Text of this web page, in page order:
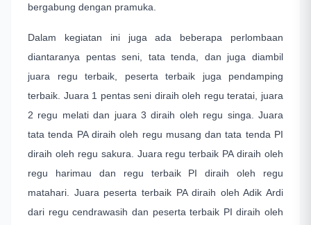
bergabung dengan pramuka.
Dalam kegiatan ini juga ada beberapa perlombaan
diantaranya pentas seni, tata tenda, dan juga diambil
juara regu terbaik, peserta terbaik juga pendamping
terbaik. Juara 1 pentas seni diraih oleh regu teratai, juara
2 regu melati dan juara 3 diraih oleh regu singa. Juara
tata tenda PA diraih oleh regu musang dan tata tenda PI
diraih oleh regu sakura. Juara regu terbaik PA diraih oleh
regu harimau dan regu terbaik PI diraih oleh regu
matahari. Juara peserta terbaik PA diraih oleh Adik Ardi
dari regu cendrawasih dan peserta terbaik PI diraih oleh